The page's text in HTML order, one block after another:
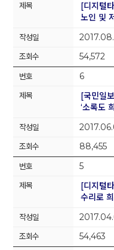
[디지털
노인 및
54,572
6
[국민일
‘소록도
88,455
5
[디지털
수리로
54,463